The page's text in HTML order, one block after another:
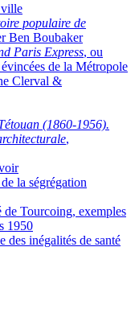
ville
populaire de
Ben Boubaker
Paris Express, ou
de la Métropole
Clerval &
(1860-1956).
,
la ségrégation
Tourcoing, exemples
1950
des inégalités de santé